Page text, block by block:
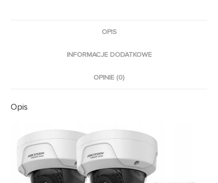
OPIS
INFORMACJE DODATKOWE
OPINIE (0)
Opis